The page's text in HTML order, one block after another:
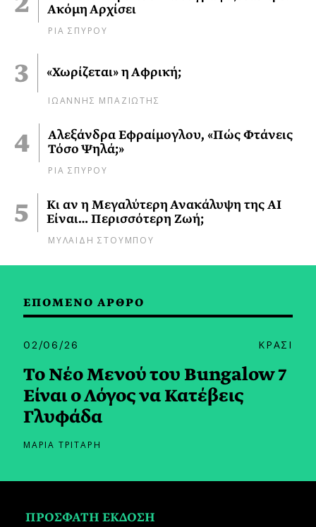
Ακόμη Αρχίσει
ΡΙΑ ΣΠΥΡΟΥ
«Χωρίζεται» η Αφρική;
ΙΩΑΝΝΗΣ ΜΠΑΖΙΩΤΗΣ
Αλεξάνδρα Εφραίμογλου, «Πώς Φτάνεις
Τόσο Ψηλά;»
ΡΙΑ ΣΠΥΡΟΥ
Κι αν η Μεγαλύτερη Ανακάλυψη της AI
Είναι… Περισσότερη Ζωή;
ΜΥΛΑΙΔΗ ΣΤΟΥΜΠΟΥ
ΕΠΟΜΕΝΟ ΑΡΘΡΟ
02/06/26 ΚΡΑΣΙ
Το Nέο Mενού του Bungalow 7
Eίναι ο Λόγος να Κατέβεις
Γλυφάδα
ΜΑΡΙΑ ΤΡΙΤΑΡΗ
ΠΡΟΣΦΑΤΗ ΕΚΔΟΣΗ